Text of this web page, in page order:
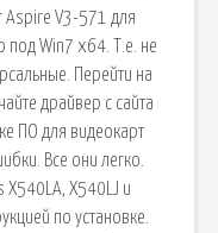
Aspire V3-571 для
под Win7 x64. Т.е. не
Перейти на
драйвер с сайта
ПО для видеокарт
Все они легко.
X540LA, X540LJ и
по установке.